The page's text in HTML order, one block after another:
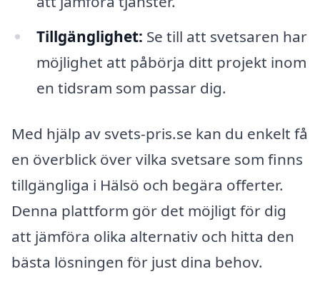
Tillgänglighet: Se till att svetsaren har
möjlighet att påbörja ditt projekt inom
en tidsram som passar dig.
Med hjälp av svets-pris.se kan du enkelt få
en överblick över vilka svetsare som finns
tillgängliga i Hälsö och begära offerter.
Denna plattform gör det möjligt för dig
att jämföra olika alternativ och hitta den
bästa lösningen för just dina behov.